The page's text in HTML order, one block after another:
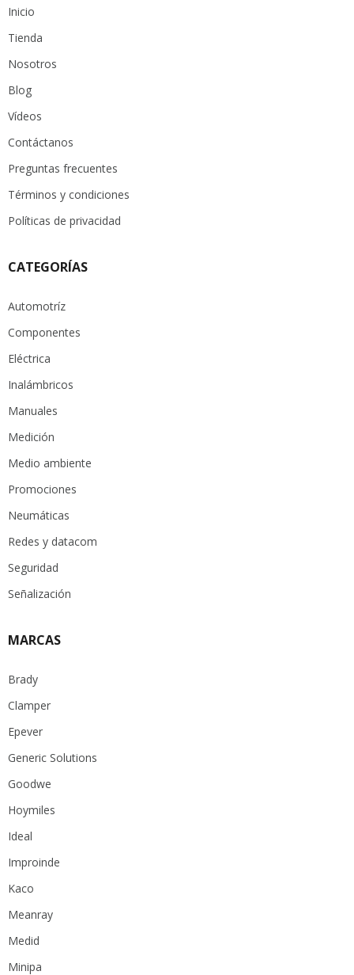
Inicio
Tienda
Nosotros
Blog
Vídeos
Contáctanos
Preguntas frecuentes
Términos y condiciones
Políticas de privacidad
CATEGORÍAS
Automotríz
Componentes
Eléctrica
Inalámbricos
Manuales
Medición
Medio ambiente
Promociones
Neumáticas
Redes y datacom
Seguridad
Señalización
MARCAS
Brady
Clamper
Epever
Generic Solutions
Goodwe
Hoymiles
Ideal
Improinde
Kaco
Meanray
Medid
Minipa